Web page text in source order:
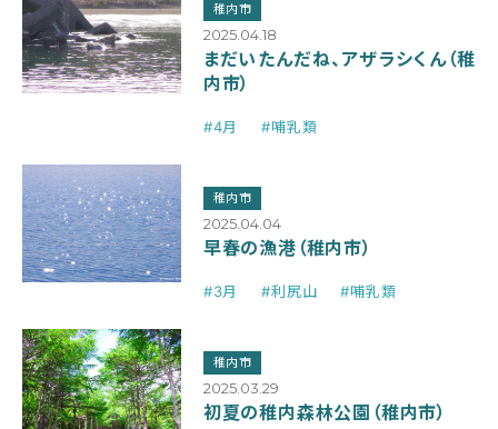
稚内市
2025.04.18
まだいたんだね、アザラシくん（稚
内市）
#4月 #哺乳類
稚内市
2025.04.04
早春の漁港（稚内市）
#3月 #利尻山 #哺乳類
稚内市
2025.03.29
初夏の稚内森林公園（稚内市）